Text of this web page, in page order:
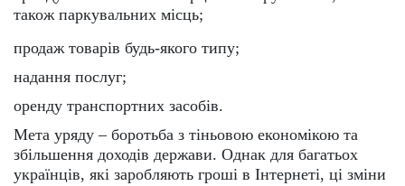
також паркувальних місць;
продаж товарів будь-якого типу;
надання послуг;
оренду транспортних засобів.
Мета уряду – боротьба з тіньовою економікою та
збільшення доходів держави. Однак для багатьох
українців, які заробляють гроші в Інтернеті, ці зміни